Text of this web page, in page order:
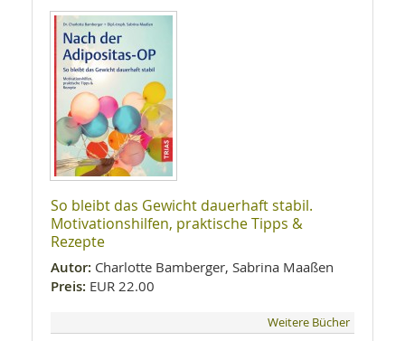
So bleibt das Gewicht dauerhaft stabil.
Motivationshilfen, praktische Tipps &
Rezepte
Autor: Charlotte Bamberger, Sabrina Maaßen
Preis: EUR 22.00
Weitere Bücher